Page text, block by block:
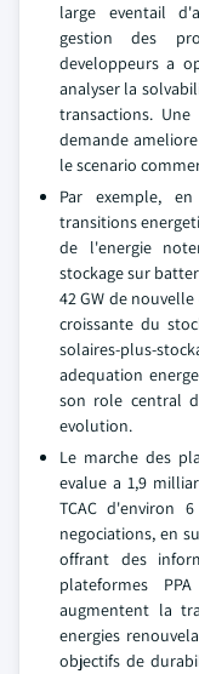
large eventail
gestion des
developpeurs a
analyser la
transactions.
demande
le scenario
Par exemple,
transitions
de l'energie
stockage sur
42 GW de
croissante du
solaires-plus-
adequation
son role central
evolution.
Le marche des
evalue a 1,9
TCAC d'environ
negociations, en
offrant des
plateformes
augmentent la
energies
objectifs de